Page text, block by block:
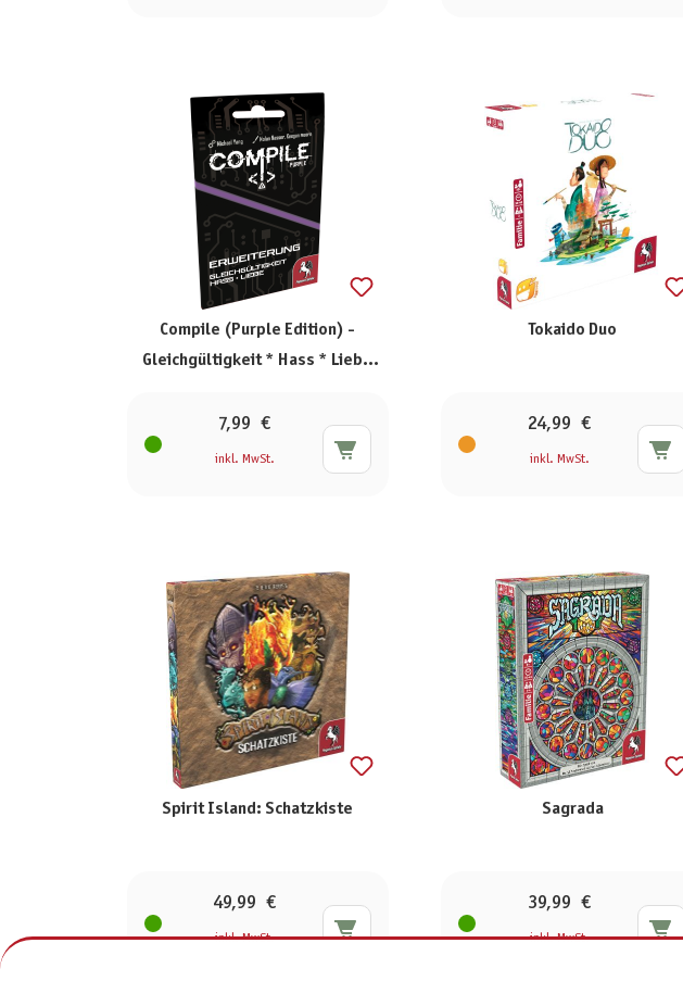
Compile (Purple Edition) -
Gleichgültigkeit * Hass * Liebe
7,99 €
inkl. MwSt.
Tokaido Duo
24,99 €
inkl. MwSt.
Spirit Island: Schatzkiste
49,99 €
inkl. MwSt.
Sagrada
39,99 €
inkl. MwSt.